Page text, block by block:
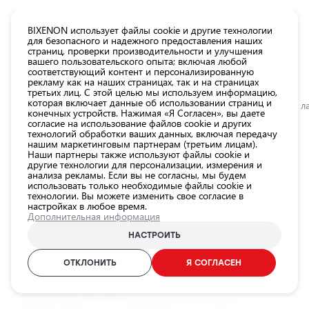
Главная Категории Магазин Лампы для автомобильных фар LED
LED лампы D1S, 10 000Lm, 6000K,
12-24V, EPLH88
EINPARTS / 25-0335 / 6000K - холодный белый / D1S
ID продукта:25-0335
EAN-код:
5902537858633
Все
товары
магазина
Магазин
Лампы для
автомобильных
Внешнее
освещение
автомобиля
Освещение
автомобиля
Аксессуары
BIXENON использует файлы cookie и другие технологии
для безопасного и надежного предоставления наших
страниц, проверки производительности и улучшения
вашего пользовательского опыта; включая любой
соответствующий контент и персонализированную
рекламу как на наших страницах, так и на страницах
третьих лиц. С этой целью мы используем информацию,
которая включает данные об использовании страниц и
конечных устройств. Нажимая «Я Согласен», вы даете
согласие на использование файлов cookie и других
технологий обработки ваших данных, включая передачу
нашим маркетинговым партнерам (третьим лицам).
Наши партнеры также используют файлы cookie и
другие технологии для персонализации, измерения и
анализа рекламы. Если вы не согласны, мы будем
использовать только необходимые файлы cookie и
технологии. Вы можете изменить свое согласие в
настройках в любое время.
Дополнительная информация
НАСТРОИТЬ
ОТКЛОНИТЬ Я СОГЛАСЕН